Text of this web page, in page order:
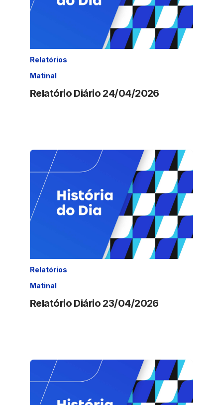
Relatórios
Matinal
Relatório Diário 24/04/2026
Relatórios
Matinal
Relatório Diário 23/04/2026